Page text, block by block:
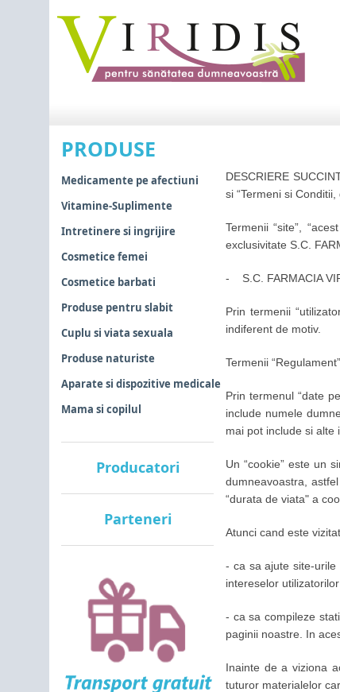
PRODUSE
Medicamente pe afectiuni
Vitamine-Suplimente
Intretinere si ingrijire
Cosmetice femei
Cosmetice barbati
Produse pentru slabit
Cuplu si viata sexuala
Produse naturiste
Aparate si dispozitive medicale
Mama si copilul
Producatori
Parteneri
DESCRIERE
si “Termeni si
Termenii “site”,
exclusivitate S.C.
- S.C. FARMACIA
Prin termenii
indiferent de motiv.
Termenii
Prin termenul “date
include numele
mai pot include si alte
Un “cookie” este un
dumneavoastra,
“durata de viata" a
Atunci cand este
- ca sa ajute site-urile
intereselor
- ca sa compileze
paginii noastre. In
Inainte de a viziona
tuturor materialelor